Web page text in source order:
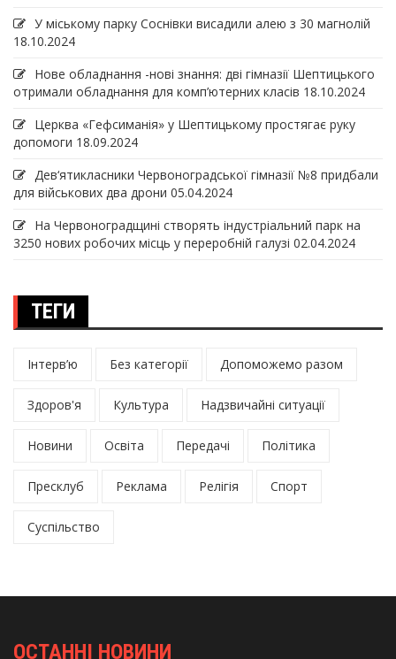
У міському парку Соснівки висадили алею з 30 магнолій
18.10.2024
Нове обладнання -нові знання: дві гімназії Шептицького
отримали обладнання для комп’ютерних класів 18.10.2024
Церква «Гефсиманія» у Шептицькому простягає руку
допомоги 18.09.2024
Дев‘ятикласники Червоноградської гімназії №8 придбали
для військових два дрони 05.04.2024
На Червоноградщині створять індустріальний парк на
3250 нових робочих місць у переробній галузі 02.04.2024
ТЕГИ
Інтерв’ю Без категорії Допоможемо разом
Здоров'я Культура Надзвичайні ситуації
Новини Освіта Передачі Політика
Пресклуб Реклама Релігія Спорт
Суспільство
ОСТАННІ НОВИНИ